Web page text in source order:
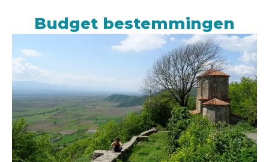
Budget bestemmingen